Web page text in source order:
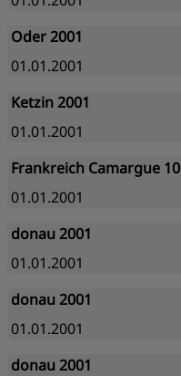
Oder 2001
01.01.2001
Ketzin 2001
01.01.2001
Frankreich Camargue 10
01.01.2001
donau 2001
01.01.2001
donau 2001
01.01.2001
donau 2001